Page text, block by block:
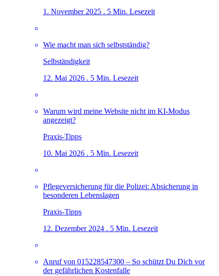
1. November 2025 . 5 Min. Lesezeit
Wie macht man sich selbstständig?
Selbständigkeit
12. Mai 2026 . 5 Min. Lesezeit
Warum wird meine Website nicht im KI-Modus
angezeigt?
Praxis-Tipps
10. Mai 2026 . 5 Min. Lesezeit
Pflegeversicherung für die Polizei: Absicherung in
besonderen Lebenslagen
Praxis-Tipps
12. Dezember 2024 . 5 Min. Lesezeit
Anruf von 015228547300 – So schützt Du Dich vor
der gefährlichen Kostenfalle